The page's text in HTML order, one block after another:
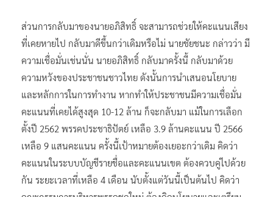
ส่วนการกลับมาของนายอภิสิทธิ์ จะสามารถช่วยให้คะแนนเสียง
ที่เคยหายไป กลับมาดีขึ้นกว่าเดิมหรือไม่​ นายชัยชนะ​ กล่าวว่า​ มี
ความเชื่อมั่นเช่นนั่น​ ​นายอภิสิทธิ์​ กลับมาครั้งนี้​ กลับมาด้วย
ความหวังของประชาชนชาวไทย​ ดังนั้นการนำเสนอนโยบาย
และหลักการในการทำงาน​ หากทำให้ประชาชนมีความเชื่อมั่น
คะแนนที่เคยได้สูงสุด 10-12 ล้าน​ ก็จะกลับมา​ แม้ในการเลือก
ตั้งปี 2562 พรรคประชาธิปัตย์ เหลือ 3.9 ล้านคะแนน​ ปี​ 2566
เหลือ​ 9 แสนคะแนน​ ครั้งนี้เป้าหมายต้องเยอะกว่าเดิม​ คิดว่า
คะแนนในระบบบัญชีรายชื่อและคะแนนเขต ต้องควบคู่ไปด้วย
กัน​ ระยะเวลาที่เหลือ 4 เดือน​ นับตั้งแต่วันนี้เป็นต้นไป คิดว่า